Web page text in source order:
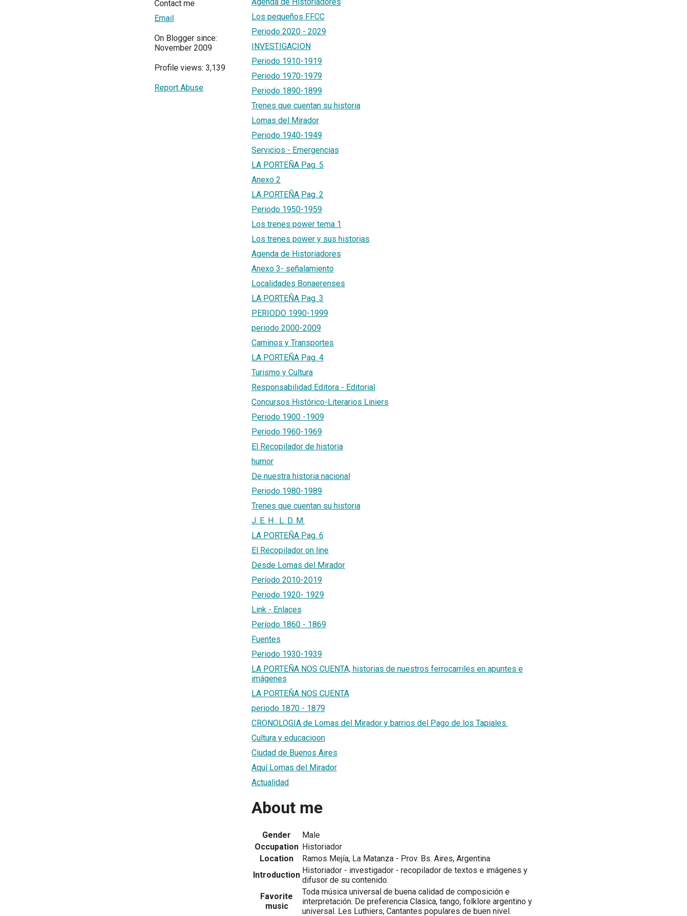
Contact me
Email
On Blogger since:
November 2009
Profile views: 3,139
Report Abuse
Los pequeños FFCC
Periodo 2020 - 2029
INVESTIGACION
Periodo 1910-1919
Periodo 1970-1979
Periodo 1890-1899
Trenes que cuentan su historia
Lomas del Mirador
Periodo 1940-1949
Servicios - Emergencias
LA PORTEÑA Pag. 5
Anexo 2
LA PORTEÑA Pag. 2
Periodo 1950-1959
Los trenes power tema 1
Los trenes power y sus historias
Agenda de Historiadores
Anexo 3- señalamiento
Localidades Bonaerenses
LA PORTEÑA Pag. 3
PERIODO 1990-1999
periodo 2000-2009
Caminos y Transportes
LA PORTEÑA Pag. 4
Turismo y Cultura
Responsabilidad Editora - Editorial
Concursos Histórico-Literarios Liniers
Periodo 1900 -1909
Periodo 1960-1969
El Recopilador de historia
humor
De nuestra historia nacional
Periodo 1980-1989
Trenes que cuentan su historia
J. E. H . L. D. M.
LA PORTEÑA Pag. 6
El Recopilador on line
Desde Lomas del Mirador
Período 2010-2019
Periodo 1920- 1929
Link - Enlaces
Período 1860 - 1869
Fuentes
Periodo 1930-1939
LA PORTEÑA NOS CUENTA, historias de nuestros ferrocarriles en apuntes e
imágenes
LA PORTEÑA NOS CUENTA
periodo 1870 - 1879
CRONOLOGIA de Lomas del Mirador y barrios del Pago de los Tapiales.
Cultura y educacioon
Ciudad de Buenos Aires
Aquí Lomas del Mirador
Actualidad
About me
Gender
Male
Occupation Historiador
Location
Ramos Mejía, La Matanza - Prov. Bs. Aires, Argentina
Introduction Historiador - investigador - recopilador de textos e imágenes y
difusor de su contenido.
Favorite
music
Toda música universal de buena calidad de composición e
interpretación. De preferencia Clasica, tango, folklore argentino y
universal. Les Luthiers, Cantantes populares de buen nivel.